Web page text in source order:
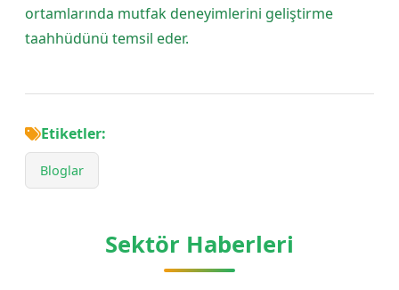
ortamlarında mutfak deneyimlerini geliştirme
taahhüdünü temsil eder.
Etiketler:
Bloglar
Sektör Haberleri